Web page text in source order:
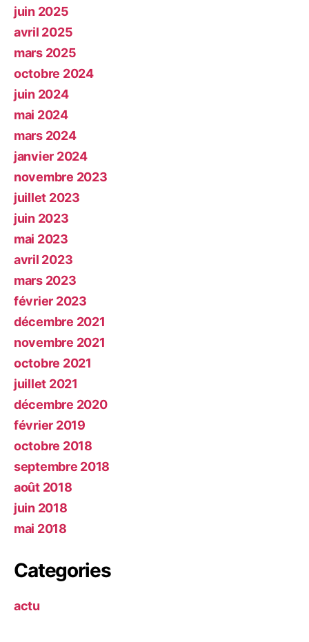
juin 2025
avril 2025
mars 2025
octobre 2024
juin 2024
mai 2024
mars 2024
janvier 2024
novembre 2023
juillet 2023
juin 2023
mai 2023
avril 2023
mars 2023
février 2023
décembre 2021
novembre 2021
octobre 2021
juillet 2021
décembre 2020
février 2019
octobre 2018
septembre 2018
août 2018
juin 2018
mai 2018
Categories
actu